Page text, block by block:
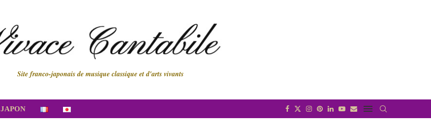
Site franco-japonais de musique classique et d'arts vivants
JAPON